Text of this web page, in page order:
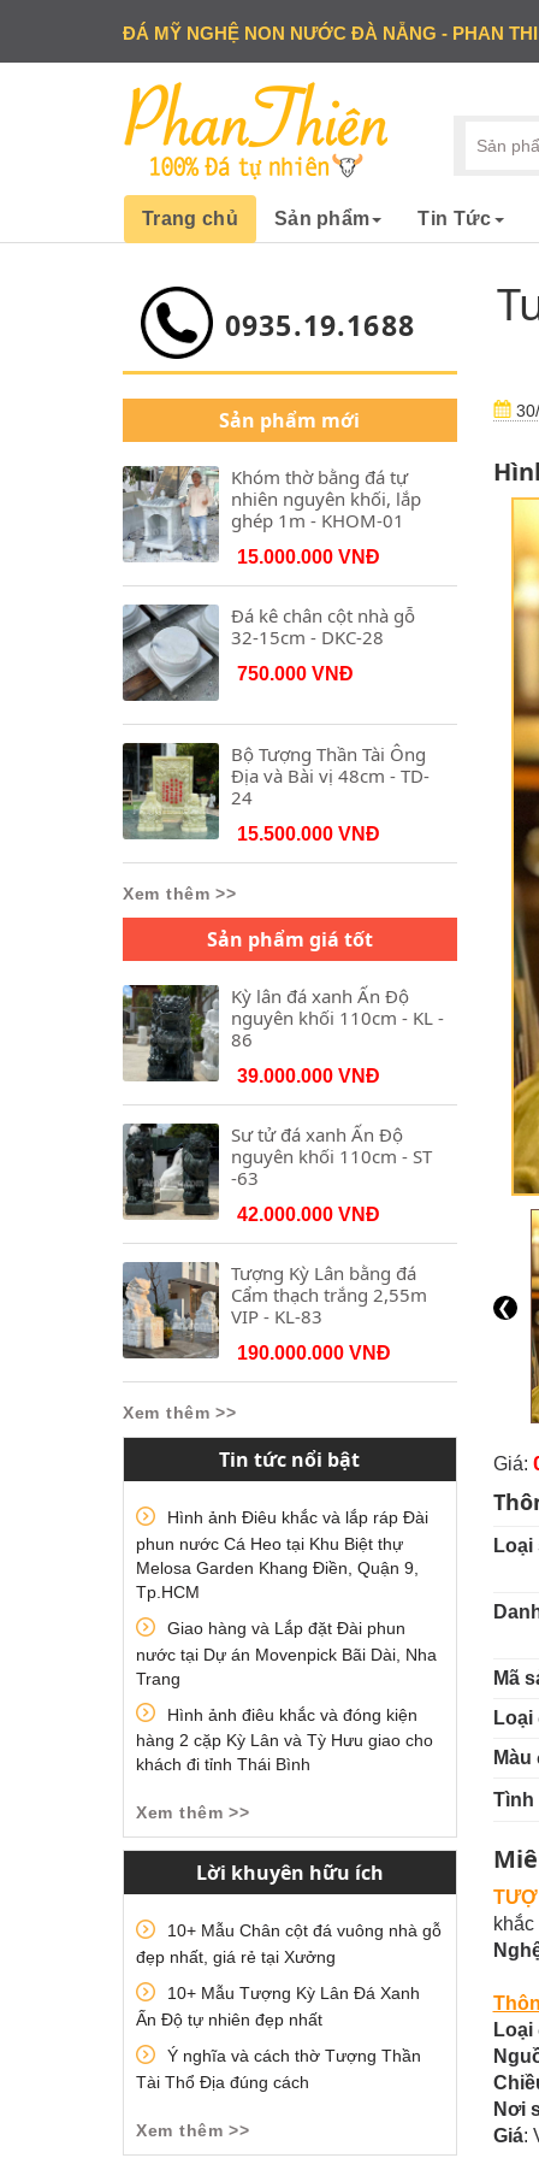
ĐÁ MỸ NGHỆ NON NƯỚC ĐÀ NẴNG - PHAN
Trang chủ Sản phẩm Tin Tức
0935.19.1688
Sản phẩm mới
Khóm thờ bằng đá tự
nhiên nguyên khối, lắp
ghép 1m - KHOM-01
15.000.000 VNĐ
Đá kê chân cột nhà gỗ
32-15cm - DKC-28
750.000 VNĐ
Bộ Tượng Thần Tài Ông
Địa và Bài vị 48cm - TD-
24
15.500.000 VNĐ
Xem thêm >>
Sản phẩm giá tốt
Kỳ lân đá xanh Ấn Độ
nguyên khối 110cm - KL -
86
39.000.000 VNĐ
Sư tử đá xanh Ấn Độ
nguyên khối 110cm - ST
-63
42.000.000 VNĐ
Tượng Kỳ Lân bằng đá
Cẩm thạch trắng 2,55m
VIP - KL-83
190.000.000 VNĐ
Xem thêm >>
Tin tức nổi bật
Hình ảnh Điêu khắc và lắp ráp Đài
phun nước Cá Heo tại Khu Biệt thự
Melosa Garden Khang Điền, Quận 9,
Tp.HCM
Giao hàng và Lắp đặt Đài phun
nước tại Dự án Movenpick Bãi Dài, Nha
Trang
Hình ảnh điêu khắc và đóng kiện
hàng 2 cặp Kỳ Lân và Tỳ Hưu giao cho
khách đi tỉnh Thái Bình
Xem thêm >>
Lời khuyên hữu ích
10+ Mẫu Chân cột đá vuông nhà gỗ
đẹp nhất, giá rẻ tại Xưởng
10+ Mẫu Tượng Kỳ Lân Đá Xanh
Ấn Độ tự nhiên đẹp nhất
Ý nghĩa và cách thờ Tượng Thần
Tài Thổ Địa đúng cách
Xem thêm >>
❮
Giá:
Loại
Mã
Loại
Màu
Tình
Loại
Nơi
Giá: